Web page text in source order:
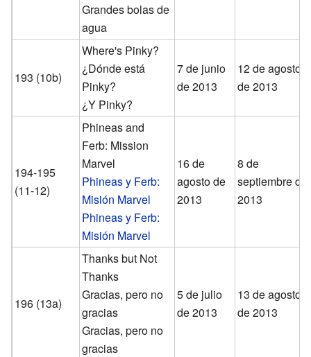
Grandes bolas de
agua
193 (10b)
Where's Pinky?
¿Dónde está
Pinky?
¿Y Pinky?
7 de junio
de 2013
12 de agosto
de 2013
194-195
(11-12)
Phineas and
Ferb: Mission
Marvel
Phineas y Ferb:
Misión Marvel
Phineas y Ferb:
Misión Marvel
16 de
agosto de
2013
8 de
septiembre de
2013
196 (13a)
Thanks but Not
Thanks
Gracias, pero no
gracias
Gracias, pero no
gracias
5 de julio
de 2013
13 de agosto
de 2013